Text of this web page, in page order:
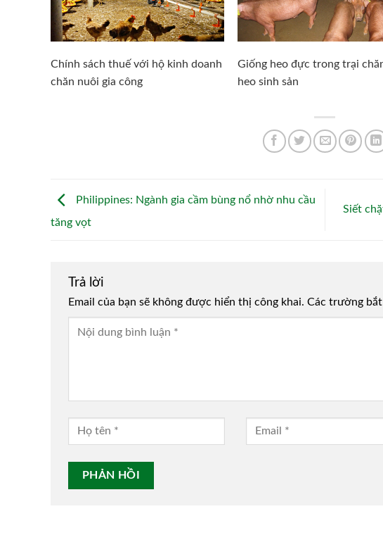
Chính sách thuế với hộ kinh doanh
chăn nuôi gia công
Giống heo đực trong trại
heo sinh sản
Philippines: Ngành gia cầm bùng nổ nhờ nhu cầu
tăng vọt
Siết
Trả lời
Email của bạn sẽ không được hiển thị công khai. Các trường
Alternative: